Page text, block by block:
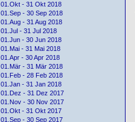
01.Okt - 31 Okt 2018
01.Sep - 30 Sep 2018
01.Aug - 31 Aug 2018
01.Jul - 31 Jul 2018
01.Jun - 30 Jun 2018
01.Mai - 31 Mai 2018
01.Apr - 30 Apr 2018
01.Mär - 31 Mär 2018
01.Feb - 28 Feb 2018
01.Jan - 31 Jan 2018
01.Dez - 31 Dez 2017
01.Nov - 30 Nov 2017
01.Okt - 31 Okt 2017
01.Sep - 30 Sep 2017